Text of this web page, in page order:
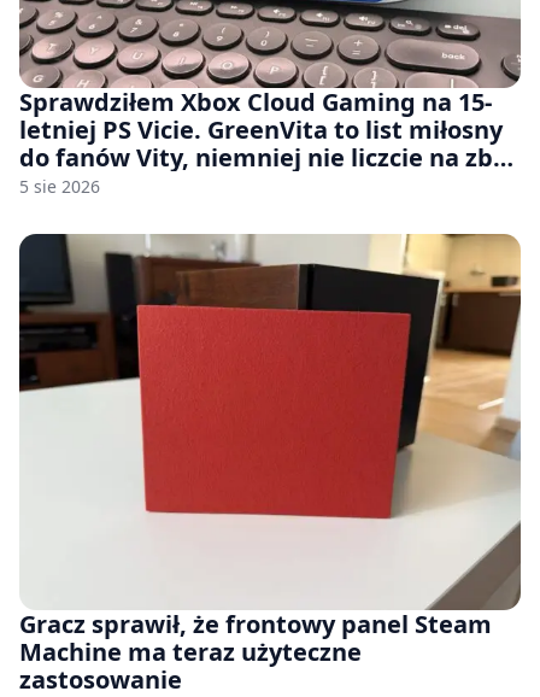
Sprawdziłem Xbox Cloud Gaming na 15-
letniej PS Vicie. GreenVita to list miłosny
do fanów Vity, niemniej nie liczcie na zbyt
wiele [FELIETON]
5 sie 2026
Gracz sprawił, że frontowy panel Steam
Machine ma teraz użyteczne
zastosowanie